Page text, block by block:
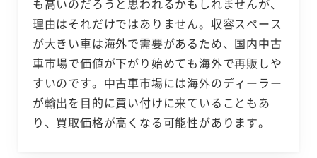
も高いのだろうと思われるかもしれませんが、
理由はそれだけではありません。収容スペース
が大きい車は海外で需要があるため、国内中古
車市場で価値が下がり始めても海外で再販しや
すいのです。中古車市場には海外のディーラー
が輸出を目的に買い付けに来ていることもあ
り、買取価格が高くなる可能性があります。